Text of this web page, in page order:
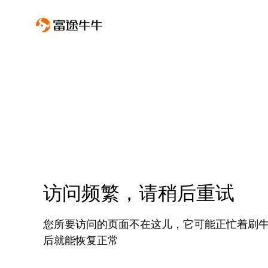
访问频繁，请稍后重试
您所要访问的页面不在这儿，它可能正忙着刷
后就能恢复正常